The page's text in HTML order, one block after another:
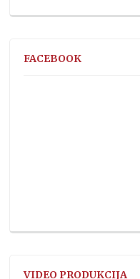
FACEBOOK
VIDEO PRODUKCIJA